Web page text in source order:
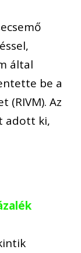
által
be a
(RIVM). Az
adott ki,